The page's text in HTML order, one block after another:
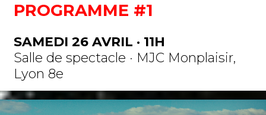
PROGRAMME #1
SAMEDI 26 AVRIL · 11H
Salle de spectacle · MJC Monplaisir,
Lyon 8e